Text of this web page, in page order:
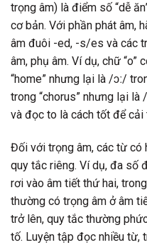
trọng âm) là điểm số “dễ
cơ bản. Với phần phát âm,
âm đuôi -ed, -s/es và các
âm, phụ âm. Ví dụ, chữ
“home” nhưng lại là /ɔː/
trong “chorus” nhưng lại là
và đọc to là cách tốt để cải
Đối với trọng âm, các từ có
quy tắc riêng. Ví dụ, đa số
rơi vào âm tiết thứ hai,
thường có trọng âm ở âm
trở lên, quy tắc thường
tố. Luyện tập đọc nhiều từ,